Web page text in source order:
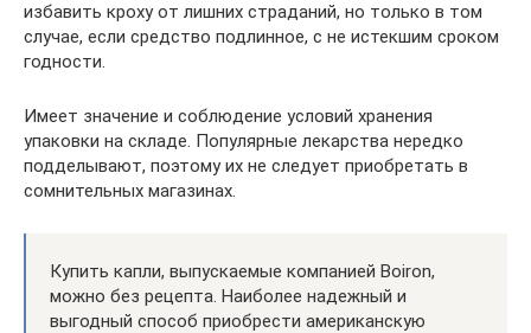
избавить кроху от лишних страданий, но только в том
случае, если средство подлинное, с не истекшим сроком
годности.
Имеет значение и соблюдение условий хранения
упаковки на складе. Популярные лекарства нередко
подделывают, поэтому их не следует приобретать в
сомнительных магазинах.
Купить капли, выпускаемые компанией Boiron,
можно без рецепта. Наиболее надежный и
выгодный способ приобрести американскую